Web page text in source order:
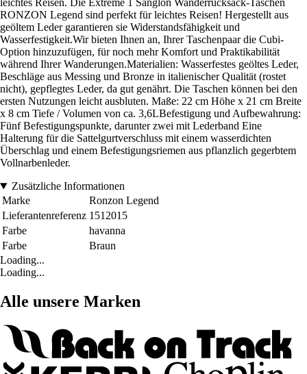
leichtes Reisen. Die Extreme 1 Sanglon Wanderrucksack-Taschen
RONZON Legend sind perfekt für leichtes Reisen! Hergestellt aus
geöltem Leder garantieren sie Widerstandsfähigkeit und
Wasserfestigkeit.Wir bieten Ihnen an, Ihrer Taschenpaar die Cubi-
Option hinzuzufügen, für noch mehr Komfort und Praktikabilität
während Ihrer Wanderungen.Materialien: Wasserfestes geöltes Leder,
Beschläge aus Messing und Bronze in italienischer Qualität (rostet
nicht), gepflegtes Leder, da gut genährt. Die Taschen können bei den
ersten Nutzungen leicht ausbluten. Maße: 22 cm Höhe x 21 cm Breite
x 8 cm Tiefe / Volumen von ca. 3,6LBefestigung und Aufbewahrung:
Fünf Befestigungspunkte, darunter zwei mit Lederband Eine
Halterung für die Sattelgurtverschluss mit einem wasserdichten
Überschlag und einem Befestigungsriemen aus pflanzlich gegerbtem
Vollnarbenleder.
Zusätzliche Informationen
Marke
Ronzon Legend
Lieferantenreferenz 1512015
Farbe
havanna
Farbe
Braun
Loading...
Loading...
Alle unsere Marken